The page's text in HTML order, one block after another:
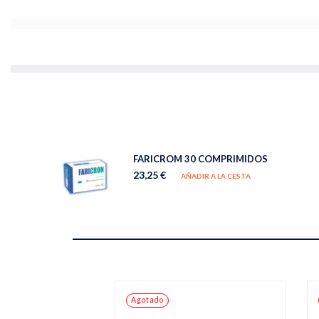
FARICROM 30 COMPRIMIDOS
23,25 € AÑADIR A LA CESTA
Agotado